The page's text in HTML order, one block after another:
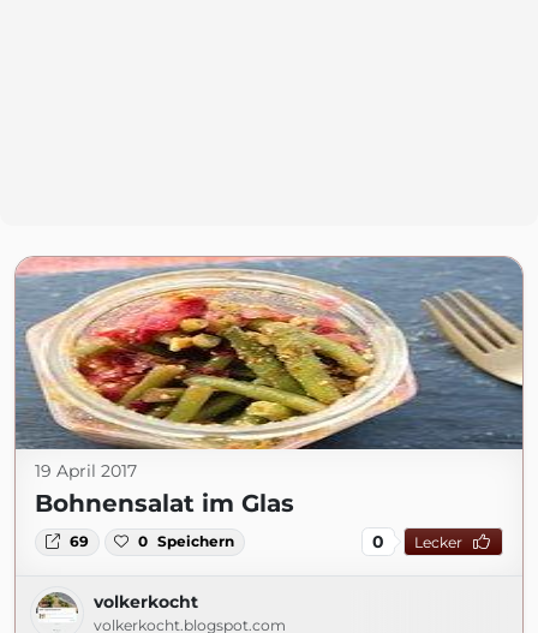
19 April 2017
Bohnensalat im Glas
69 0 Speichern 0 Lecker
volkerkocht
volkerkocht.blogspot.com